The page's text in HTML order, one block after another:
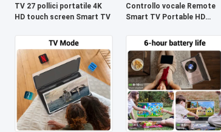
TV 27 pollici portatile 4K
HD touch screen Smart TV
Controllo vocale Remote
Smart TV Portable HD